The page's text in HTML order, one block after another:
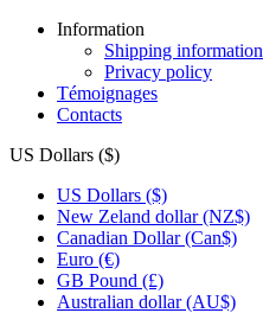
Information
Shipping information
Privacy policy
Témoignages
Contacts
US Dollars ($)
US Dollars ($)
New Zeland dollar (NZ$)
Canadian Dollar (Can$)
Euro (€)
GB Pound (£)
Australian dollar (AU$)